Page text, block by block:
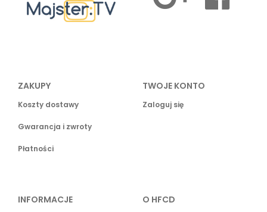
ZAKUPY
Koszty dostawy
Gwarancja i zwroty
Płatności
TWOJE KONTO
Zaloguj się
INFORMACJE O HFCD